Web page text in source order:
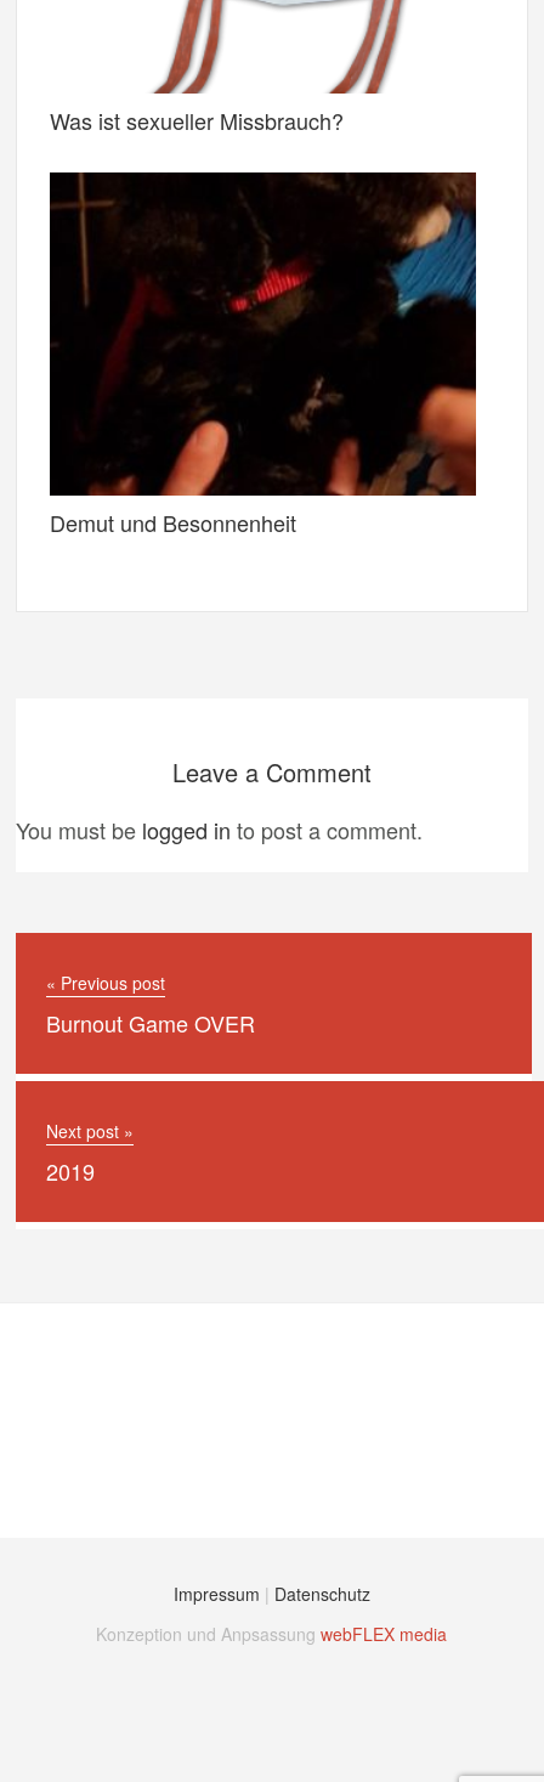
Was ist sexueller Missbrauch?
Demut und Besonnenheit
Leave a Comment
You must be logged in to post a comment.
« Previous post
Burnout Game OVER
Next post »
2019
Impressum | Datenschutz
Konzeption und AnpsassungwebFLEX media